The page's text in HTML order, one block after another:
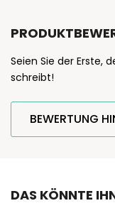
Seien Sie der Erste,
schreibt!
BEWERTUNG
DAS KÖNNTE